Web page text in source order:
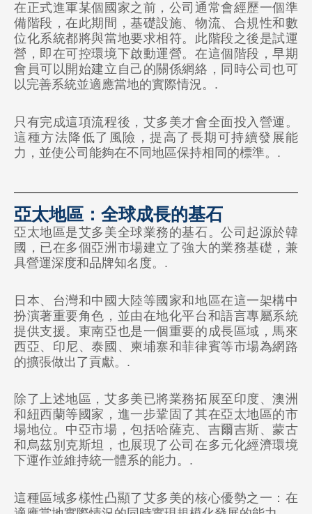
🇲🇽 墨西哥
🇨🇴 哥倫比亞
🇧🇷 巴西
🇪🇺 Atomy 歐洲（所有歐盟國家）
🇬🇧 英國
亞洲
🇰🇷 韓國
🇰🇭 柬埔寨
🇭🇰 香港
🇮🇳 印度
🇮🇩 印度尼西亞
🇲🇾 馬來西亞
🇲🇳 蒙古
🇵🇭 菲律賓
🇷🇺 俄羅斯
在正式進軍某個國家之前，公司通常會經歷一個準
備階段，在此期間，基礎設施、物流、合規性和數
位化系統都將與當地要求相符。此階段之後是試運
營，即在可控環境下啟動運營。在這個階段，早期
會員可以開始建立自己的關係網絡，同時公司也可
以完善系統並適應當地的實際情況。.
只有完成這項流程後，艾多美才會全面投入營運。
這種方法降低了風險，提高了長期可持續發展能
力，並使公司能夠在不同地區保持相同的標準。.
亞太地區：全球成長的基石
亞太地區是艾多美全球業務的基石。公司起源於韓
國，已在多個亞洲市場建立了強大的業務基礎，兼
具營運深度和品牌知名度。.
日本、台灣和中國大陸等國家和地區在這一架構中
扮演著重要角色，並由在地化平台和語言專屬系統
提供支援。東南亞也是一個重要的成長區域，馬來
西亞、印尼、泰國、柬埔寨和菲律賓等市場為網路
的擴張做出了貢獻。.
除了上述地區，艾多美已將業務拓展至印度、澳洲
和紐西蘭等國家，進一步鞏固了其在亞太地區的市
場地位。中亞市場，包括哈薩克、吉爾吉斯、蒙古
和烏茲別克斯坦，也展現了公司在多元化經濟環境
下運作並維持統一體系的能力。.
這種區域多樣性凸顯了艾多美的核心優勢之一：在